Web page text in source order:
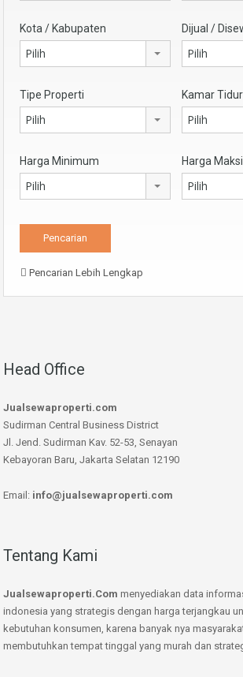
Kota / Kabupaten
Pilih
Dijual /
Pilih
Tipe Properti
Pilih
Kamar Tidur
Pilih
Harga Minimum
Pilih
Harga
Pilih
Pencarian Lebih Lengkap
Head Office
Jualsewaproperti.com
Sudirman Central Business District
Jl. Jend. Sudirman Kav. 52-53, Senayan
Kebayoran Baru, Jakarta Selatan 12190
Email: info@jualsewaproperti.com
Tentang Kami
Jualsewaproperti.Com menyediakan data
indonesia yang strategis dengan harga terjangkau
kebutuhan konsumen, karena banyak nya
membutuhkan tempat tinggal yang murah dan